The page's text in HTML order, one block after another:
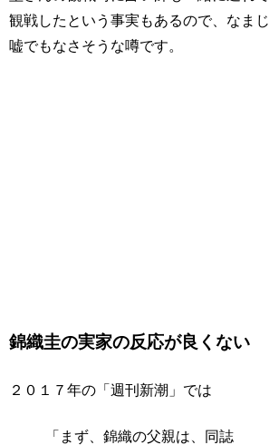
観戦したという事実もあるので、なまじ
嘘でもなさそうな噂です。
錦織圭の実家の反応が良くない
２０１７年の「週刊新潮」では
「まず、錦織の父親は、同誌